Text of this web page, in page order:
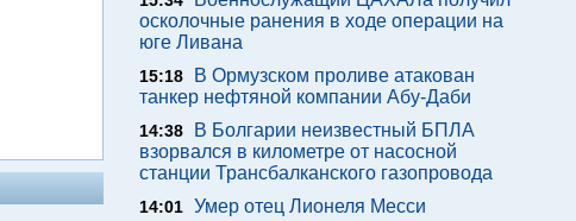
осколочные ранения в ходе операции на
юге Ливана
15:18
В Ормузском проливе атакован
танкер нефтяной компании Абу-Даби
14:38
В Болгарии неизвестный БПЛА
взорвался в километре от насосной
станции Трансбалканского газопровода
14:01 Умер отец Лионеля Месси